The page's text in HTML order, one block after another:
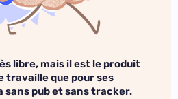
libre, mais il est le produit
travaille que pour ses
sans pub et sans tracker.